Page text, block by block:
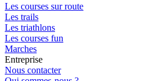
Les courses sur route
Les trails
Les triathlons
Les courses fun
Marches
Entreprise
Nous contacter